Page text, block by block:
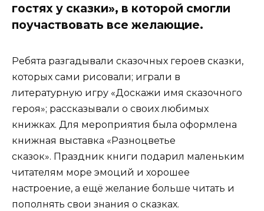
гостях у сказки», в которой смогли
поучаствовать все желающие.
Ребята разгадывали сказочных героев сказки,
которых сами рисовали; играли в
литературную игру «Доскажи имя сказочного
героя»; рассказывали о своих любимых
книжках. Для мероприятия была оформлена
книжная выставка «Разноцветье
сказок». Праздник книги подарил маленьким
читателям море эмоций и хорошее
настроение, а ещё желание больше читать и
пополнять свои знания о сказках.